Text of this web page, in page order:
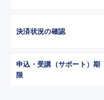
決済状況の確認
申込・受講（サポート）期
限